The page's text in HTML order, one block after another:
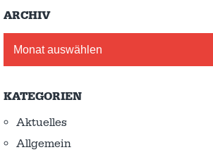
ARCHIV
KATEGORIEN
Aktuelles
Allgemein